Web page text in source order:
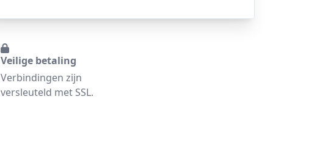
Veilige betaling
Verbindingen zijn
versleuteld met SSL.